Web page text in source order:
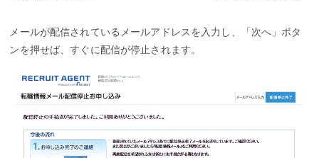
メールが配信されているメールアドレスを入力し、「次へ」ボタ
ンを押せば、すぐに配信が停止されます。